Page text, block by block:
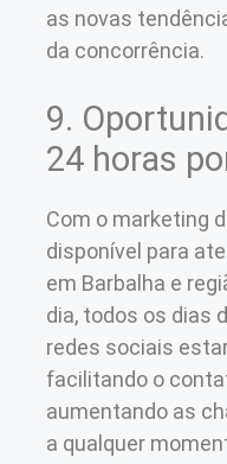
as novas
da concorrência.
9.
24 horas
Com o marketing
disponível para
em Barbalha e
dia, todos os dias
redes sociais
facilitando o
aumentando as
a qualquer